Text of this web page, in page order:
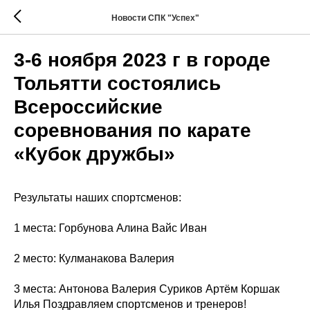
Новости СПК "Успех"
3-6 ноября 2023 г в городе
Тольятти состоялись
Всероссийские
соревнования по карате
«Кубок дружбы»
Результаты наших спортсменов:
1 места: Горбунова Алина Вайс Иван
2 место: Кулманакова Валерия
3 места: Антонова Валерия Суриков Артём Коршак
Илья Поздравляем спортсменов и тренеров!